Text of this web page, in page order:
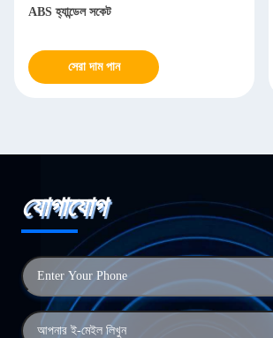
ABS হ্যান্ডেল সকেট
সেরা দাম পান
যোগাযোগ